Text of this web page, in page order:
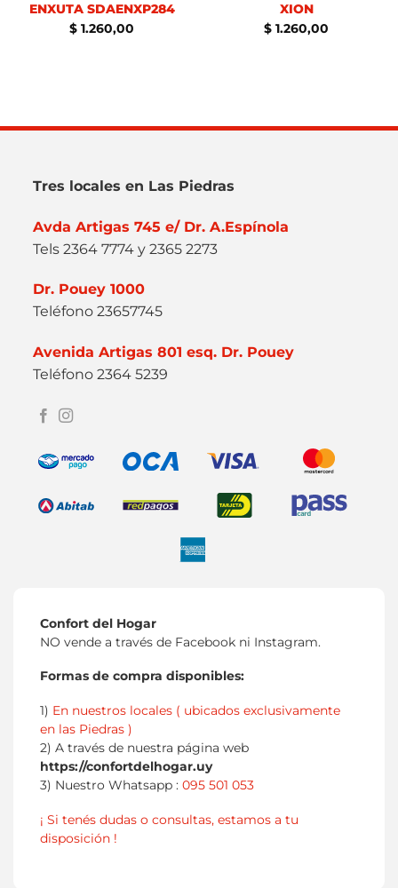
ENXUTA SDAENXP284
$ 1.260,00
XION
$ 1.260,00
Tres locales en Las Piedras
Avda Artigas 745 e/ Dr. A.Espínola
Tels 2364 7774 y 2365 2273
Dr. Pouey 1000
Teléfono 23657745
Avenida Artigas 801 esq. Dr. Pouey
Teléfono 2364 5239
Confort del Hogar
NO vende a través de Facebook ni Instagram.
Formas de compra disponibles:
1) En nuestros locales ( ubicados exclusivamente
en las Piedras )
2) A través de nuestra página web
https://confortdelhogar.uy
3) Nuestro Whatsapp : 095 501 053
¡ Si tenés dudas o consultas, estamos a tu
disposición !